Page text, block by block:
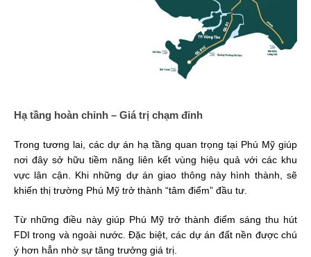
Hạ tầng hoàn chỉnh – Giá trị chạm đỉnh
Trong tương lai, các dự án hạ tầng quan trọng tại Phú Mỹ giúp
nơi đây sở hữu tiềm năng liên kết vùng hiệu quả với các khu
vực lân cận. Khi những dự án giao thông này hình thành, sẽ
khiến thị trường Phú Mỹ trở thành “tâm điểm” đầu tư.
Từ những điều này giúp Phú Mỹ trở thành điểm sáng thu hút
FDI trong và ngoài nước. Đặc biệt, các dự án đất nền được chú
ý hơn hẳn nhờ sự tăng trưởng giá trị.